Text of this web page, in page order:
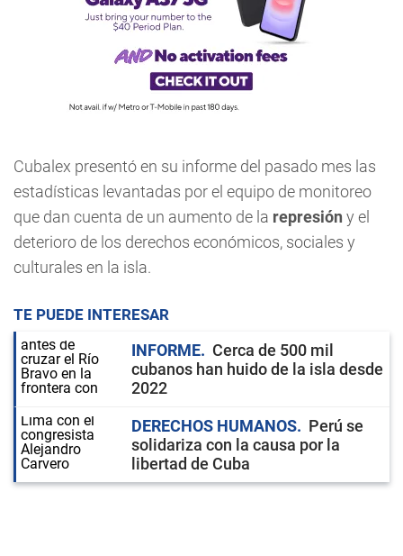
Cubalex presentó en su informe del pasado mes las
estadísticas levantadas por el equipo de monitoreo
que dan cuenta de un aumento de la represión y el
deterioro de los derechos económicos, sociales y
culturales en la isla.
TE PUEDE INTERESAR
INFORME
Cerca de 500 mil
cubanos han huido de la isla desde
2022
DERECHOS HUMANOS
Perú se
solidariza con la causa por la
libertad de Cuba